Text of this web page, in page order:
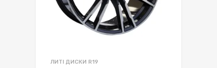
ЛИТІ ДИСКИ R19